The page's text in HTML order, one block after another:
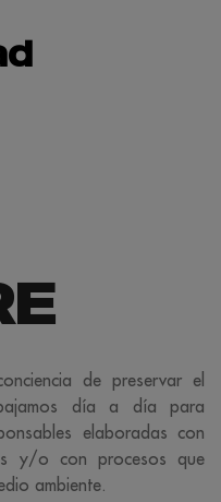
de preservar el
día a día para
elaboradas con
y/o con procesos que
ambiente.